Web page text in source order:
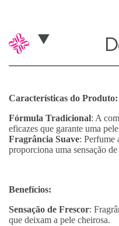
Características do Produto:
Fórmula Tradicional: A
eficazes que garante uma
Fragrância Suave: Perfume
proporciona uma sensação
Benefícios:
Sensação de Frescor:
que deixam a pele cheirosa.